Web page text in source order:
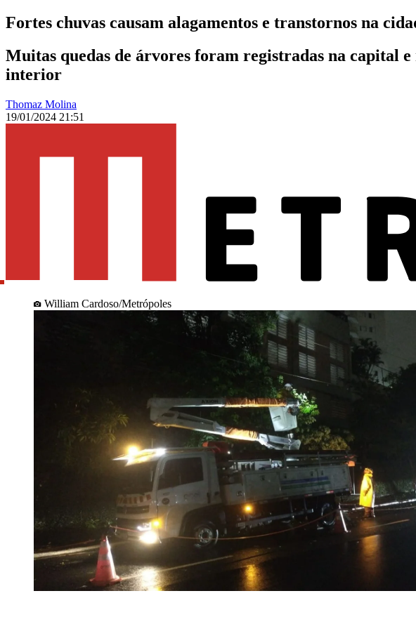
Fortes chuvas causam alagamentos e transtornos na
Muitas quedas de árvores foram registradas na capital
interior
Thomaz Molina
19/01/2024 21:51
William Cardoso/Metrópoles